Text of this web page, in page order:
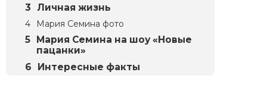
Личная жизнь
Мария Семина фото
Мария Семина на шоу «Новые
пацанки»
Интересные факты